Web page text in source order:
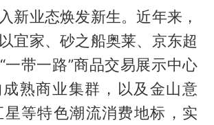
新业态焕发新生。近年来，
宜家、砂之船奥莱、京东超
一带一路”商品交易展示中心
熟商业集群，以及金山意
星等特色潮流消费地标，实